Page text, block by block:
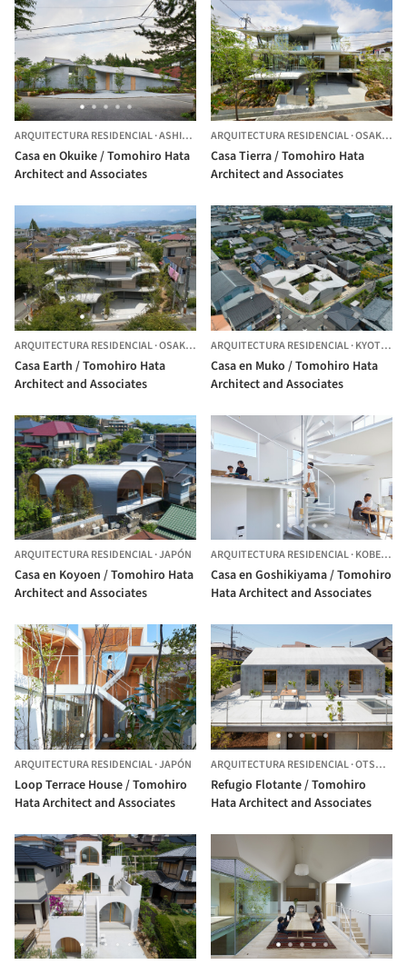
ARQUITECTURA RESIDENCIAL·ASHIYA, JAPÓN
Casa en Okuike / Tomohiro Hata
Architect and Associates
ARQUITECTURA RESIDENCIAL·OSAKA,
Casa Tierra / Tomohiro Hata
Architect and Associates
ARQUITECTURA RESIDENCIAL·OSAKA, JAPÓN
Casa Earth / Tomohiro Hata
Architect and Associates
ARQUITECTURA RESIDENCIAL·KYOTO,
Casa en Muko / Tomohiro Hata
Architect and Associates
ARQUITECTURA RESIDENCIAL·JAPÓN
Casa en Koyoen / Tomohiro Hata
Architect and Associates
ARQUITECTURA RESIDENCIAL·KOBE,
Casa en Goshikiyama / Tomohiro
Hata Architect and Associates
ARQUITECTURA RESIDENCIAL·JAPÓN
Loop Terrace House / Tomohiro
Hata Architect and Associates
ARQUITECTURA RESIDENCIAL·OTSU,
Refugio Flotante / Tomohiro
Hata Architect and Associates